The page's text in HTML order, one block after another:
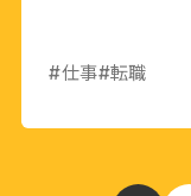
#仕事#転職